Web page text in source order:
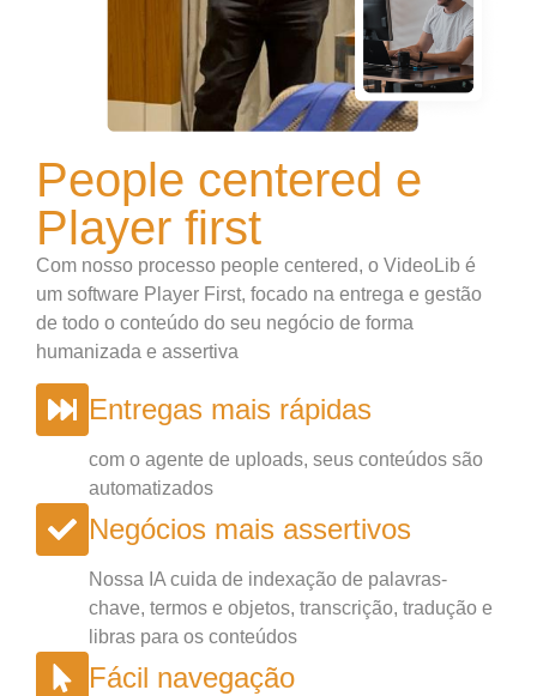
People centered e
Player first
Com nosso processo people centered, o VideoLib é
um software Player First, focado na entrega e gestão
de todo o conteúdo do seu negócio de forma
humanizada e assertiva
Entregas mais rápidas
com o agente de uploads, seus conteúdos são
automatizados
Negócios mais assertivos
Nossa IA cuida de indexação de palavras-
chave, termos e objetos, transcrição, tradução e
libras para os conteúdos
Fácil navegação